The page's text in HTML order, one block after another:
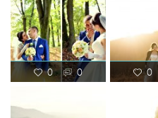
0 0 0